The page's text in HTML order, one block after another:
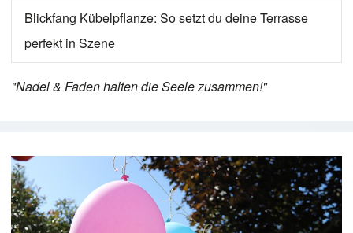
Blickfang Kübelpflanze: So setzt du deine Terrasse
perfekt in Szene
"Nadel & Faden halten die Seele zusammen!"